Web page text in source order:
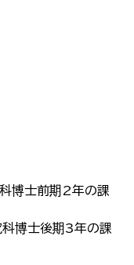
博士前期2年の課
博士後期3年の課